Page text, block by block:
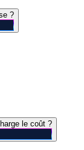
?
le coût ?